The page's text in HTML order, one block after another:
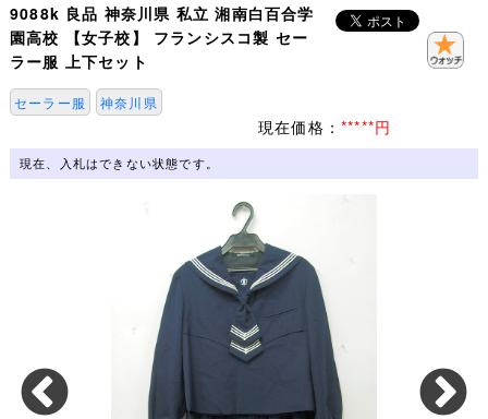
9088k 良品 神奈川県 私立 湘南白百合学
園高校 【女子校】 フランシスコ製 セー
ラー服 上下セット
セーラー服 神奈川県
現在価格： *****円
現在、入札はできない状態です。